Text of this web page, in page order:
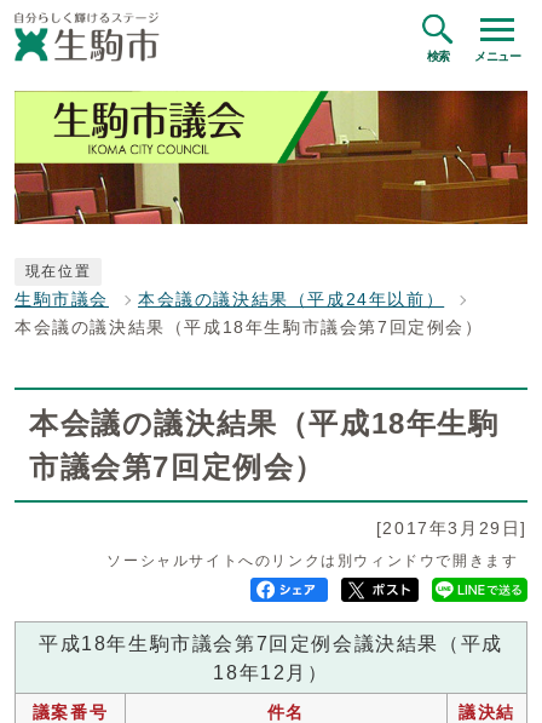
検索 メニュー
現在位置
生駒市議会
本会議の議決結果（平成24年以前）
本会議の議決結果（平成18年生駒市議会第7回定例会）
本会議の議決結果（平成18年生駒
市議会第7回定例会）
[2017年3月29日]
ソーシャルサイトへのリンクは別ウィンドウで開きます
平成18年生駒市議会第7回定例会議決結果（平成
18年12月）
議案番号 件名
議決結